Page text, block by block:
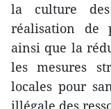
la culture
réalisation de
ainsi que la
les mesures
locales pour
illégale des